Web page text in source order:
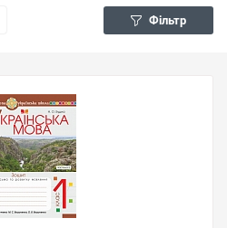
Фільтр